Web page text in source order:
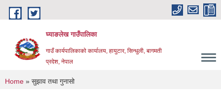
Skip to main content
घ्याङलेख गाउँपालिका
गाउँ कार्यपालिकाको कार्यालय, हायुटार, सिन्धुली, बागमती
प्रदेश, नेपाल
You are here
Home » सुझाव तथा गुनासो